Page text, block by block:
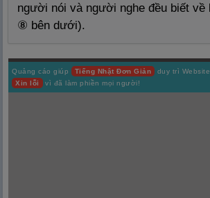
người nói và người nghe đều biết về
⑧ bên dưới).
Quảng cáo giúp Tiếng Nhật Đơn Giản duy trì Website
Xin lỗi
vì đã làm phiền mọi người!